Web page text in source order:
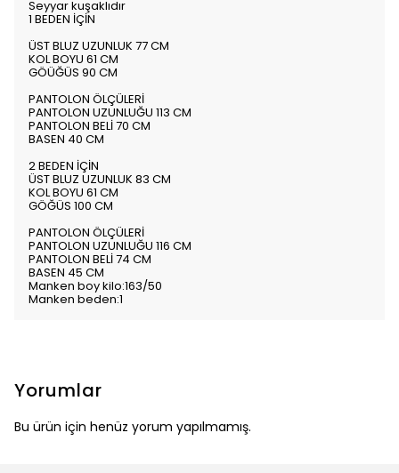
Seyyar kuşaklıdır
1 BEDEN İÇİN
ÜST BLUZ UZUNLUK 77 CM
KOL BOYU 61 CM
GÖÜĞÜS 90 CM
PANTOLON ÖLÇÜLERİ
PANTOLON UZUNLUĞU 113 CM
PANTOLON BELİ 70 CM
BASEN 40 CM
2 BEDEN İÇİN
ÜST BLUZ UZUNLUK 83 CM
KOL BOYU 61 CM
GÖĞÜS 100 CM
PANTOLON ÖLÇÜLERİ
PANTOLON UZUNLUĞU 116 CM
PANTOLON BELİ 74 CM
BASEN 45 CM
Manken boy kilo:163/50
Manken beden:1
Yorumlar
Bu ürün için henüz yorum yapılmamış.